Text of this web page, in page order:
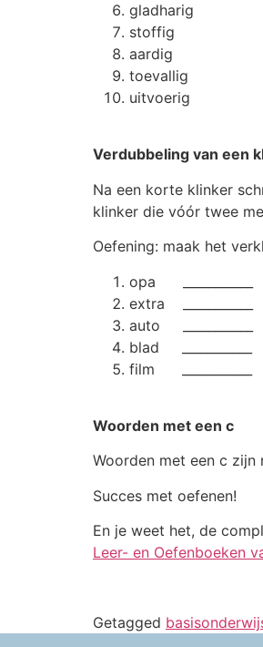
gladharig
stoffig
aardig
toevallig
uitvoerig
Verdubbeling van een
Na een korte klinker
klinker die vóór twee
Oefening: maak het
opa ___________
extra ___________
auto ___________
blad ___________
film ___________
Woorden met een c
Woorden met een c zijn
Succes met oefenen!
En je weet het, de
Leer- en Oefenboeken
Getagged